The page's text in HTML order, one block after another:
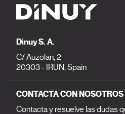
Dinuy S. A.
C/ Auzolan, 2
20303 - IRUN, Spain
CONTACTA CON NOSOTROS
Contacta y resuelve las dudas